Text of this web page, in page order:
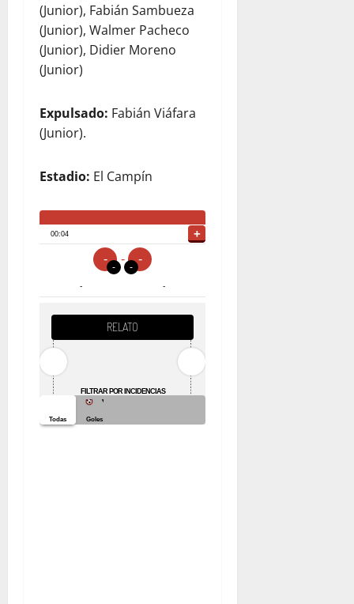
(Junior), Fabián Sambueza
(Junior), Walmer Pacheco
(Junior), Didier Moreno
(Junior)
Expulsado: Fabián Viáfara
(Junior).
Estadio: El Campín